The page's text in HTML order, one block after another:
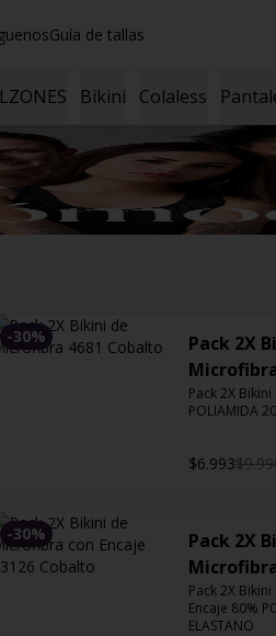
Guía de tallas
Bikini Colaless
-30%
Pack 2X
Pack 2X
POLIAMIDA
$6.993
-30%
Pack 2X
13126
Pack 2X
Encaje 80%
ELASTANO